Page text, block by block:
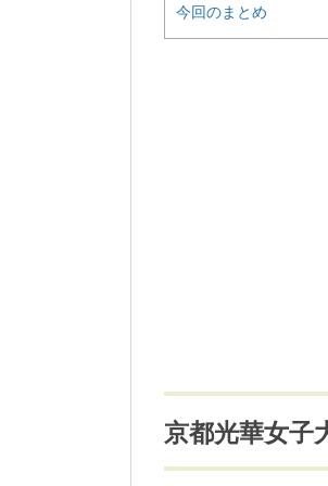
今回のまとめ
京都光華女子